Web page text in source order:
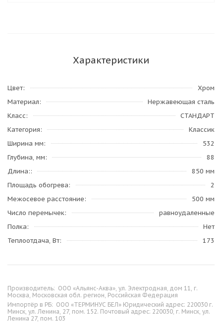
Характеристики
Цвет
Хром
Материал
Нержавеющая сталь
Класс
СТАНДАРТ
Категория
Классик
Ширина мм
532
Глубина, мм
88
Длина:
850 мм
Площадь обогрева
2
Межосевое расстояние
500 мм
Число перемычек
равноудаленные
Полка
Нет
Теплоотдача, Вт
173
Производитель: ООО «Альянс-Аква», ул. Электродная, дом 11, г.
Москва, Московская обл. регион, Российская Федерация
Импортёр в РБ: ООО «ТЕРМИНУС БЕЛ» Юридический адрес: 220030 г.
Минск, ул. Ленина, 27, пом. 152. Почтовый адрес: 220030, г. Минск, ул.
Ленина 27, пом. 103